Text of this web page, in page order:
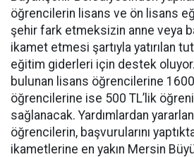
öğrencilerin lisans ve ön lisans
şehir fark etmeksizin anne veya
ikamet etmesi şartıyla yatırılan
eğitim giderleri için destek
bulunan lisans öğrencilerine
öğrencilerine ise 500 TL’lik
sağlanacak. Yardımlardan
öğrencilerin, başvurularını
ikametlerine en yakın Mersin